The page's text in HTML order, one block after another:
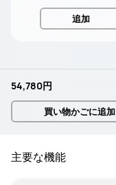
追加
54,780円
買い物かごに追加
主要な機能